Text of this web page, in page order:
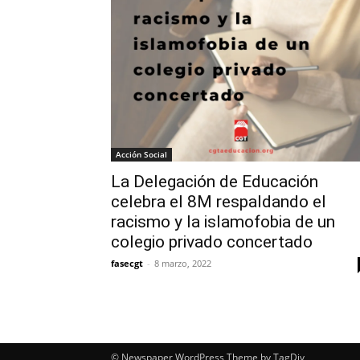
Acción Social
La Delegación de Educación
celebra el 8M respaldando el
racismo y la islamofobia de un
colegio privado concertado
fasecgt - 8 marzo, 2022
© Newspaper WordPress Theme by TagDiv